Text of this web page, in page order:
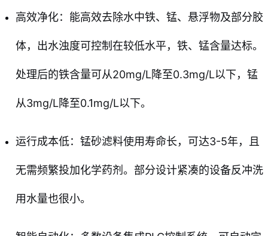
高效净化：能高效去除水中铁、锰、悬浮物及部分胶
体，出水浊度可控制在较低水平，铁、锰含量达标。
处理后的铁含量可从20mg/L降至0.3mg/L以下，锰
从3mg/L降至0.1mg/L以下。
运行成本低：锰砂滤料使用寿命长，可达3-5年，且
无需频繁投加化学药剂。部分设计紧凑的设备反冲洗
用水量也很小。